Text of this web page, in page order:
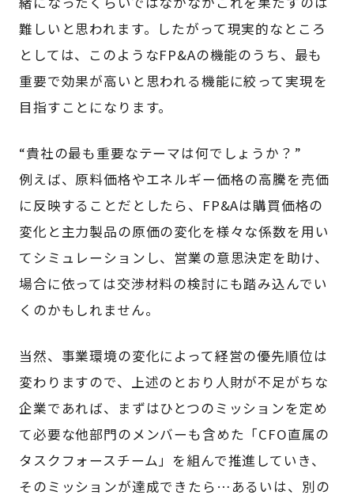
難しいと思われます。したがって現実的なところ
としては、このようなFP&Aの機能のうち、最も
重要で効果が高いと思われる機能に絞って実現を
目指すことになります。
“貴社の最も重要なテーマは何でしょうか？”
例えば、原料価格やエネルギー価格の高騰を売価
に反映することだとしたら、FP&Aは購買価格の
変化と主力製品の原価の変化を様々な係数を用い
てシミュレーションし、営業の意思決定を助け、
場合に依っては交渉材料の検討にも踏み込んでい
くのかもしれません。
当然、事業環境の変化によって経営の優先順位は
変わりますので、上述のとおり人財が不足がちな
企業であれば、まずはひとつのミッションを定め
て必要な他部門のメンバーも含めた「CFO直属の
タスクフォースチーム」を組んで推進していき、
そのミッションが達成できたら…あるいは、別の